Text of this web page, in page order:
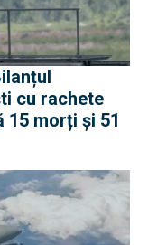
cu rachete
15 morți și 51